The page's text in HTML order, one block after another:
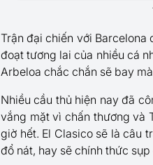
Trận đại chiến với Barcelona
đoạt tương lai của nhiều cá
Arbeloa chắc chắn sẽ bay
Nhiều cầu thủ hiện nay đã
vắng mặt vì chấn thương và
giờ hết. El Clasico sẽ là câu
đổ nát, hay sẽ chính thức sụp